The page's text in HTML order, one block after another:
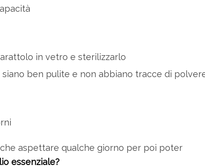
in vetro e sterilizzarlo
ben pulite e non abbiano tracce di
aspettare qualche giorno per poi poter
essenziale?